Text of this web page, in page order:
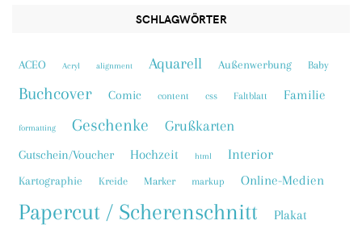
SCHLAGWÖRTER
ACEO Acryl alignment Aquarell Außenwerbung Baby
Buchcover Comic content css Faltblatt Familie
formatting Geschenke Grußkarten
Gutschein/Voucher Hochzeit html Interior
Kartographie Kreide Marker markup Online-Medien
Papercut / Scherenschnitt Plakat